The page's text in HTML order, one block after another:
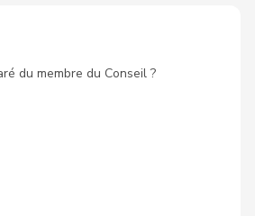
du membre du Conseil ?